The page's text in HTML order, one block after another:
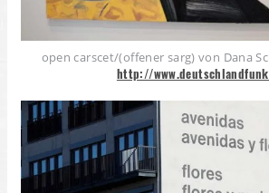
open carscet/(offener sarg) von Dana
http://